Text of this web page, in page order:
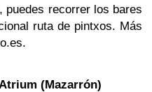
puedes recorrer los bares
ruta de pintxos. Más
(Mazarrón)